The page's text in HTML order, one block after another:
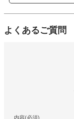
よくあるご質問
内容(必須)